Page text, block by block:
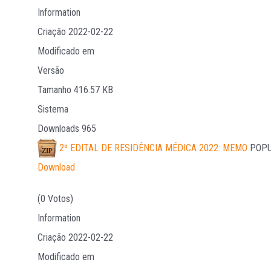
Information
Criação 2022-02-22
Modificado em
Versão
Tamanho 416.57 KB
Sistema
Downloads 965
2º EDITAL DE RESIDÊNCIA MÉDICA 2022: MEMO
Download
(0 Votos)
Information
Criação 2022-02-22
Modificado em